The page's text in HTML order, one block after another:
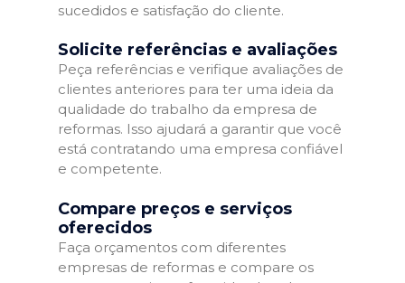
sucedidos e satisfação do cliente.
Solicite referências e avaliações
Peça referências e verifique avaliações de
clientes anteriores para ter uma ideia da
qualidade do trabalho da empresa de
reformas. Isso ajudará a garantir que você
está contratando uma empresa confiável
e competente.
Compare preços e serviços
oferecidos
Faça orçamentos com diferentes
empresas de reformas e compare os